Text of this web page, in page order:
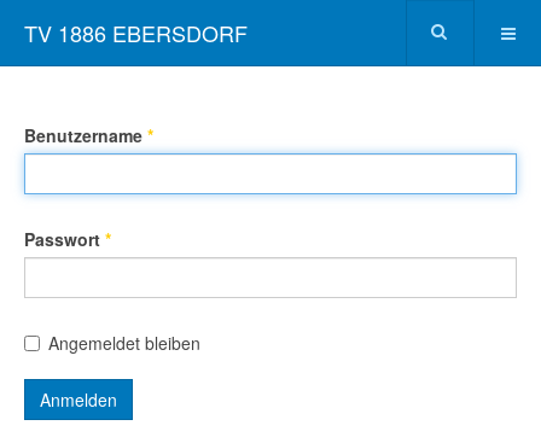
TV 1886 EBERSDORF
Benutzername *
Passwort *
Angemeldet bleiben
Anmelden